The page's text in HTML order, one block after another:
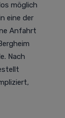
möglich
eine der
Anfahrt
Nach